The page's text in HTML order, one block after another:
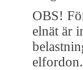
OBS!
elnät är
elfordon.